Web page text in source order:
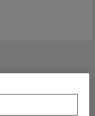
votre ancien appareil.